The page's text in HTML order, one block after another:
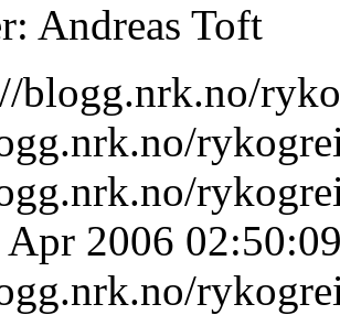
Andreas Toft
blogg.nrk.no/
Apr 2006